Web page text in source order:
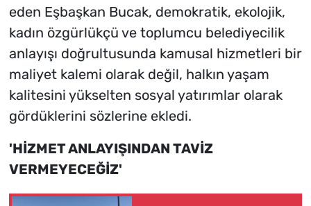
eden Eşbaşkan Bucak, demokratik, ekolojik,
kadın özgürlükçü ve toplumcu belediyecilik
anlayışı doğrultusunda kamusal hizmetleri bir
maliyet kalemi olarak değil, halkın yaşam
kalitesini yükselten sosyal yatırımlar olarak
gördüklerini sözlerine ekledi.
'HİZMET ANLAYIŞINDAN TAVİZ
VERMEYECEĞİZ'